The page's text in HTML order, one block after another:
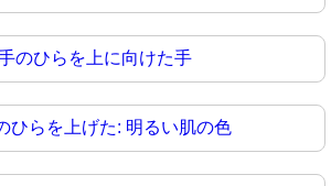
のひらを上に向けた手
ひらを上げた: 明るい肌の色